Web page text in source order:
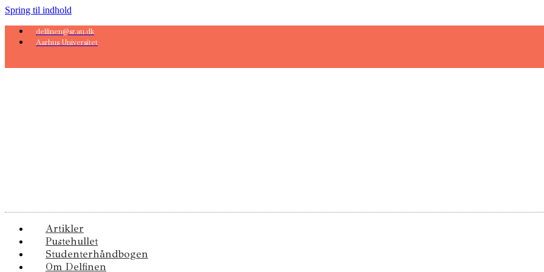
Spring til indhold
delfinen@sr.au.dk
Aarhus Universitet
Artikler
Pustehullet
Studenterhåndbogen
Om Delfinen